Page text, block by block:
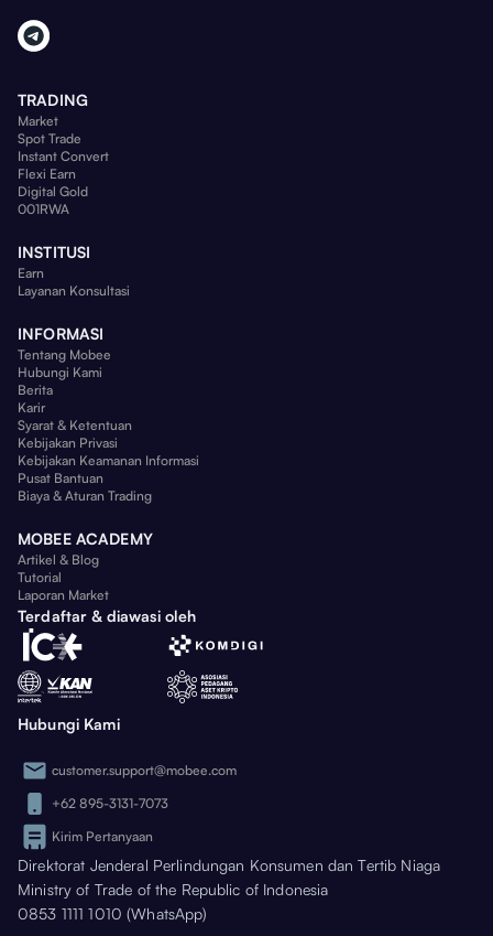
TRADING
Market
Spot Trade
Instant Convert
Flexi Earn
Digital Gold
001RWA
INSTITUSI
Earn
Layanan Konsultasi
INFORMASI
Tentang Mobee
Hubungi Kami
Berita
Karir
Syarat & Ketentuan
Kebijakan Privasi
Kebijakan Keamanan Informasi
Pusat Bantuan
Biaya & Aturan Trading
MOBEE ACADEMY
Artikel & Blog
Tutorial
Laporan Market
Terdaftar & diawasi oleh
Hubungi Kami
customer.support@mobee.com
+62 895-3131-7073
Kirim Pertanyaan
Direktorat Jenderal Perlindungan Konsumen dan Tertib Niaga
Ministry of Trade of the Republic of Indonesia
0853 1111 1010 (WhatsApp)